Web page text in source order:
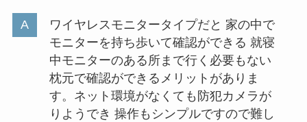
プッシュポップはセリアで売って
る？しまむらや西松屋やトイザら
スなどでも購入可能？
ワイヤレスモニタータイプだと 家の中で
モニターを持ち歩いて確認ができる 就寝
中モニターのある所まで行く必要もない
枕元で確認ができるメリットがありま
す。ネット環境がなくても防犯カメラが
りようでき 操作もシンプルですので難し